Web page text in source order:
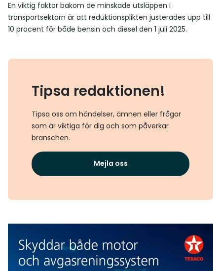
En viktig faktor bakom de minskade utsläppen i
transportsektorn är att reduktionsplikten justerades upp till
10 procent för både bensin och diesel den 1 juli 2025.
Tipsa redaktionen!
Tipsa oss om händelser, ämnen eller frågor
som är viktiga för dig och som påverkar
branschen.
Mejla oss